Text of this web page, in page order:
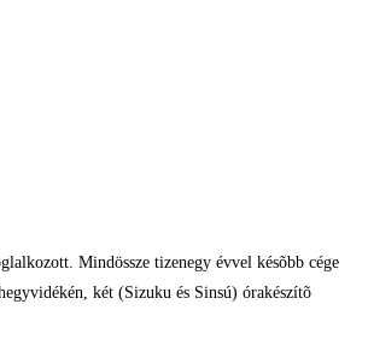
Mindössze tizenegy évvel késõbb cége
két (Sizuku és Sinsú) órakészítõ